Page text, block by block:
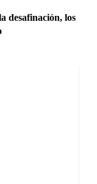
desafinación, los